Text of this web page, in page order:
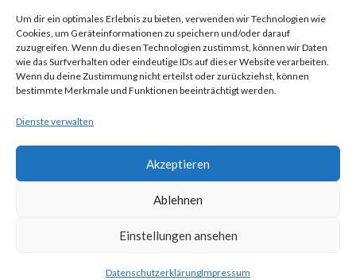
Um dir ein optimales Erlebnis zu bieten, verwenden wir Technologien wie
Cookies, um Geräteinformationen zu speichern und/oder darauf
zuzugreifen. Wenn du diesen Technologien zustimmst, können wir Daten
wie das Surfverhalten oder eindeutige IDs auf dieser Website verarbeiten.
Wenn du deine Zustimmung nicht erteilst oder zurückziehst, können
bestimmte Merkmale und Funktionen beeinträchtigt werden.
Dienste verwalten
Akzeptieren
Ablehnen
Einstellungen ansehen
DatenschutzerklärungImpressum